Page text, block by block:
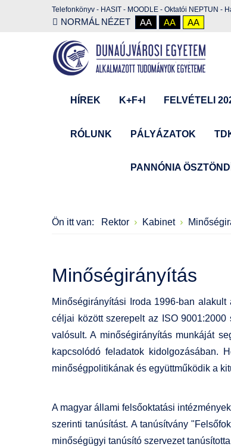
Telefonkönyv - HASIT - MOODLE - Oktatói NEPTUN -
NORMÁL NÉZET AA AA AA
HÍREK K+F+I FELVÉTELI
RÓLUNK PÁLYÁZATOK
PANNÓNIA
Ön itt van: Rektor Kabinet
Minőségirányítás
Minőségirányítási Iroda 1996-ban
céljai között szerepelt az ISO
valósult. A minőségirányítás munkáját
kapcsolódó feladatok kidolgozásában.
minőségpolitikának és együttműködik a
A magyar állami felsőoktatási
szerinti tanúsítást. A tanúsítvány
minőségügyi tanúsító szervezet